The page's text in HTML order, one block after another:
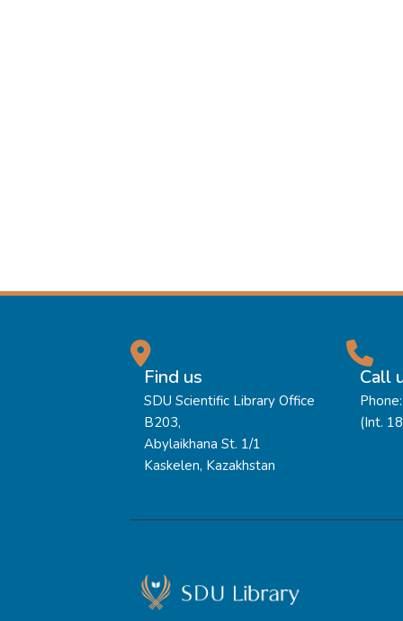
Find us
SDU Scientific Library Office
B203,
Abylaikhana St. 1/1
Kaskelen, Kazakhstan
Call
(Int.